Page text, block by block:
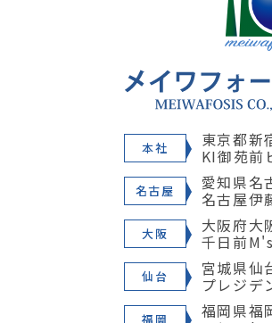
本社 東京都新
KI御苑前
名古屋 愛知県名
名古屋伊
大阪 大阪府大
千日前
仙台 宮城県仙
プレジデ
福岡 福岡県福